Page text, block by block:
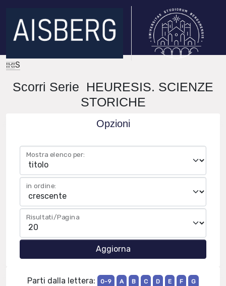
IRIS
Scorri Serie HEURESIS. SCIENZE
STORICHE
Opzioni
Mostra elenco per:
in ordine:
Risultati/Pagina
Parti dalla lettera: 0-9 A B C D E F
G